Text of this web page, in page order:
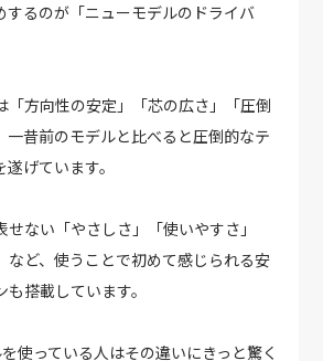
するのが「ニューモデルのドライバ
「方向性の安定」「芯の広さ」「圧倒
一昔前のモデルと比べると圧倒的なテ
げています。
ない「やさしさ」「使いやすさ」
など、使うことで初めて感じられる安
搭載しています。
使っている人はその違いにきっと驚く